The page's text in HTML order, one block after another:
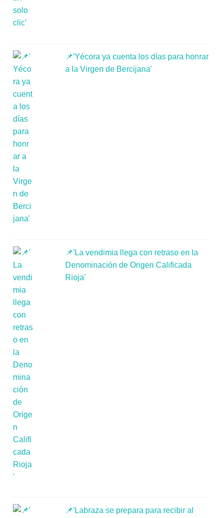
📌'Yécora ya cuenta los días para honrar
a la Virgen de Bercijana'
📌'La vendimia llega con retraso en la
Denominación de Origen Calificada
Rioja'
📌'Labraza se prepara para recibir al